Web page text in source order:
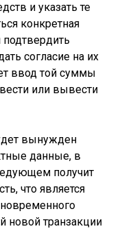
и указать те
конкретная
подтвердить
согласие на их
ввод той суммы
или вывести
вынужден
данные, в
получит
что является
новой транзакции